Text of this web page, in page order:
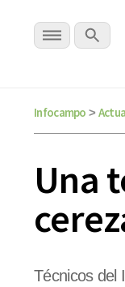
Infocampo >
Una
Técnicos del